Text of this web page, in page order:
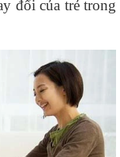
đổi của trẻ trong